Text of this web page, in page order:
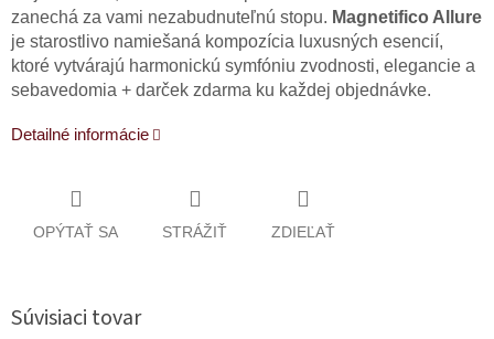
zanechá za vami nezabudnuteľnú stopu. Magnetifico Allure
je starostlivo namiešaná kompozícia luxusných esencií,
ktoré vytvárajú harmonickú symfóniu zvodnosti, elegancie a
sebavedomia + darček zdarma ku každej objednávke.
Detailné informácie
OPÝTAŤ SA STRÁŽIŤ ZDIEĽAŤ
Súvisiaci tovar